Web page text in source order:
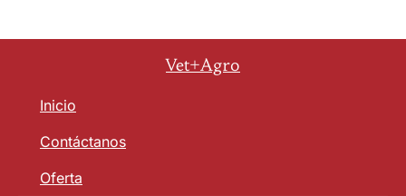
Vet+Agro
Inicio
Contáctanos
Oferta